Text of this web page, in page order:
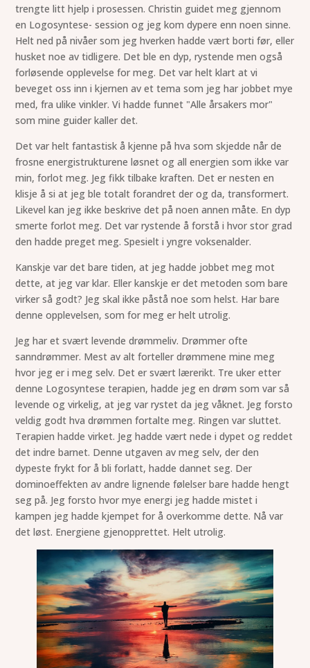
trengte litt hjelp i prosessen. Christin guidet meg gjennom
en Logosyntese- session og jeg kom dypere enn noen sinne.
Helt ned på nivåer som jeg hverken hadde vært borti før, eller
husket noe av tidligere. Det ble en dyp, rystende men også
forløsende opplevelse for meg. Det var helt klart at vi
beveget oss inn i kjernen av et tema som jeg har jobbet mye
med, fra ulike vinkler. Vi hadde funnet "Alle årsakers mor"
som mine guider kaller det.
Det var helt fantastisk å kjenne på hva som skjedde når de
frosne energistrukturene løsnet og all energien som ikke var
min, forlot meg. Jeg fikk tilbake kraften. Det er nesten en
klisje å si at jeg ble totalt forandret der og da, transformert.
Likevel kan jeg ikke beskrive det på noen annen måte. En dyp
smerte forlot meg. Det var rystende å forstå i hvor stor grad
den hadde preget meg. Spesielt i yngre voksenalder.
Kanskje var det bare tiden, at jeg hadde jobbet meg mot
dette, at jeg var klar. Eller kanskje er det metoden som bare
virker så godt? Jeg skal ikke påstå noe som helst. Har bare
denne opplevelsen, som for meg er helt utrolig.
Jeg har et svært levende drømmeliv. Drømmer ofte
sanndrømmer. Mest av alt forteller drømmene mine meg
hvor jeg er i meg selv. Det er svært lærerikt. Tre uker etter
denne Logosyntese terapien, hadde jeg en drøm som var så
levende og virkelig, at jeg var rystet da jeg våknet. Jeg forsto
veldig godt hva drømmen fortalte meg. Ringen var sluttet.
Terapien hadde virket. Jeg hadde vært nede i dypet og reddet
det indre barnet. Denne utgaven av meg selv, der den
dypeste frykt for å bli forlatt, hadde dannet seg. Der
dominoeffekten av andre lignende følelser bare hadde hengt
seg på. Jeg forsto hvor mye energi jeg hadde mistet i
kampen jeg hadde kjempet for å overkomme dette. Nå var
det løst. Energiene gjenopprettet. Helt utrolig.